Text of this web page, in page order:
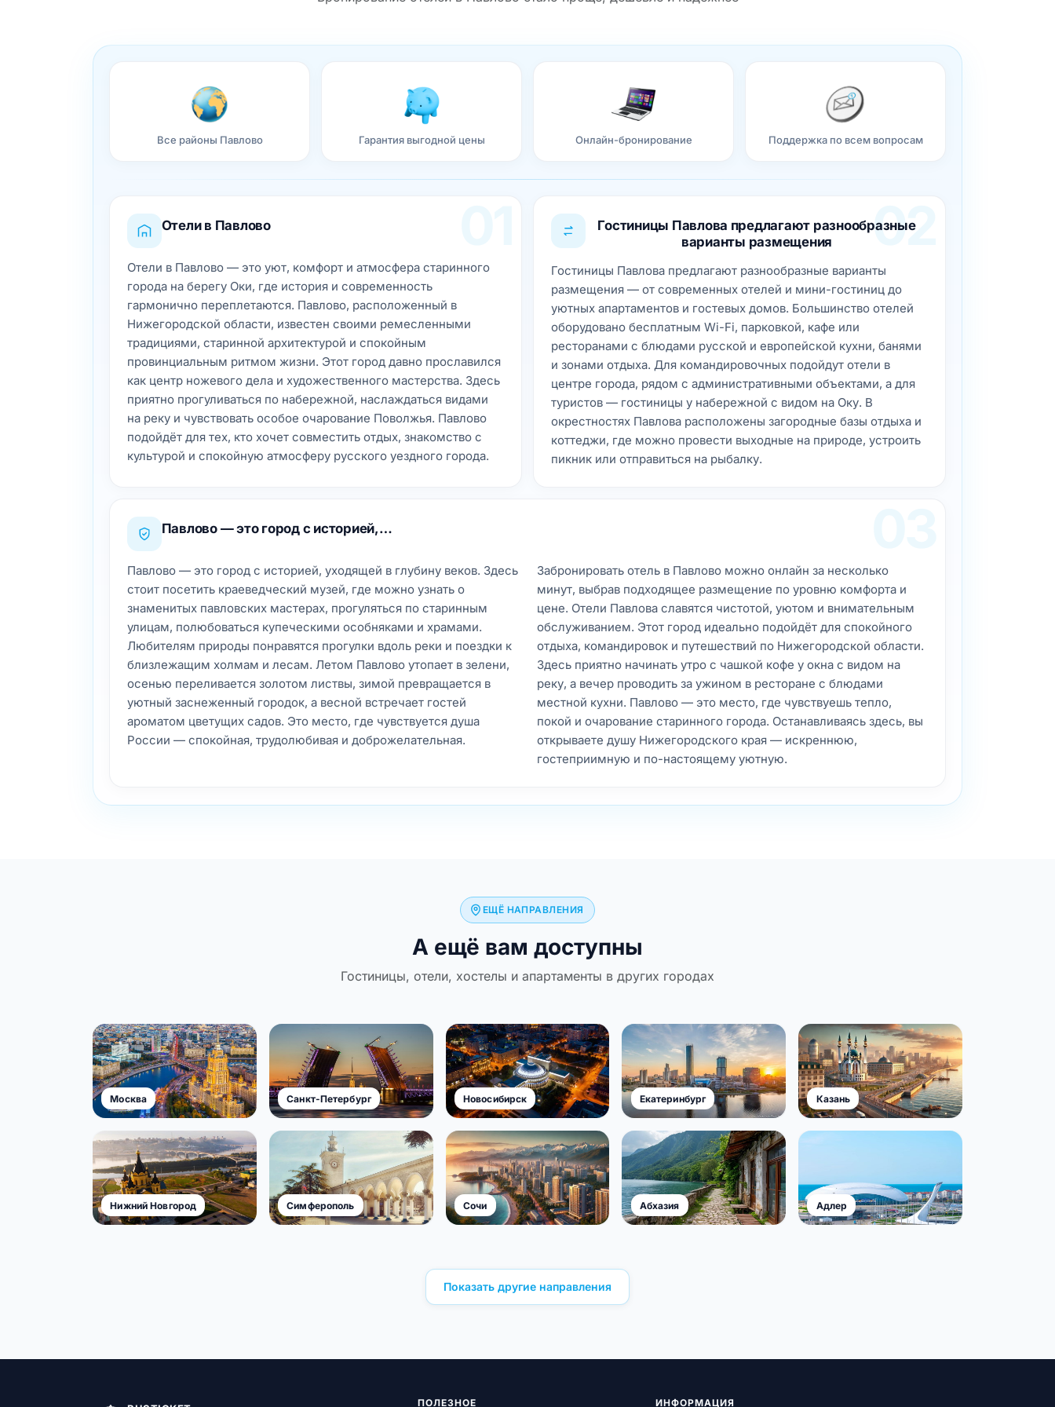
Все районы Павлово Гарантия выгодной цены Онлайн-бронирование Поддержка по всем вопросам
Отели в Павлово
Отели в Павлово — это уют, комфорт и атмосфера старинного
города на берегу Оки, где история и современность
гармонично переплетаются. Павлово, расположенный в
Нижегородской области, известен своими ремесленными
традициями, старинной архитектурой и спокойным
провинциальным ритмом жизни. Этот город давно прославился
как центр ножевого дела и художественного мастерства. Здесь
приятно прогуливаться по набережной, наслаждаться видами
на реку и чувствовать особое очарование Поволжья. Павлово
подойдёт для тех, кто хочет совместить отдых, знакомство с
культурой и спокойную атмосферу русского уездного города.
02
Гостиницы Павлова предлагают разнообразные
варианты размещения
Гостиницы Павлова предлагают разнообразные варианты
размещения — от современных отелей и мини-гостиниц до
уютных апартаментов и гостевых домов. Большинство отелей
оборудовано бесплатным Wi-Fi, парковкой, кафе или
ресторанами с блюдами русской и европейской кухни, банями
и зонами отдыха. Для командировочных подойдут отели в
центре города, рядом с административными объектами, а для
туристов — гостиницы у набережной с видом на Оку. В
окрестностях Павлова расположены загородные базы отдыха и
коттеджи, где можно провести выходные на природе, устроить
пикник или отправиться на рыбалку.
Павлово — это город с историей,…
Павлово — это город с историей, уходящей в глубину веков. Здесь
стоит посетить краеведческий музей, где можно узнать о
знаменитых павловских мастерах, прогуляться по старинным
улицам, полюбоваться купеческими особняками и храмами.
Любителям природы понравятся прогулки вдоль реки и поездки к
близлежащим холмам и лесам. Летом Павлово утопает в зелени,
осенью переливается золотом листвы, зимой превращается в
уютный заснеженный городок, а весной встречает гостей
ароматом цветущих садов. Это место, где чувствуется душа
России — спокойная, трудолюбивая и доброжелательная.
Забронировать отель в Павлово можно онлайн за несколько
минут, выбрав подходящее размещение по уровню комфорта и
цене. Отели Павлова славятся чистотой, уютом и внимательным
обслуживанием. Этот город идеально подойдёт для спокойного
отдыха, командировок и путешествий по Нижегородской области.
Здесь приятно начинать утро с чашкой кофе у окна с видом на
реку, а вечер проводить за ужином в ресторане с блюдами
местной кухни. Павлово — это место, где чувствуешь тепло,
покой и очарование старинного города. Останавливаясь здесь, вы
открываете душу Нижегородского края — искреннюю,
гостеприимную и по-настоящему уютную.
ЕЩЁ НАПРАВЛЕНИЯ
А ещё вам доступны
Гостиницы, отели, хостелы и апартаменты в других городах
Москва Санкт-Петербург Новосибирск Екатеринбург Казань
Нижний Новгород Симферополь Сочи Абхазия Адлер
Показать другие направления
ПОЛЕЗНОЕ ИНФОРМАЦИЯ